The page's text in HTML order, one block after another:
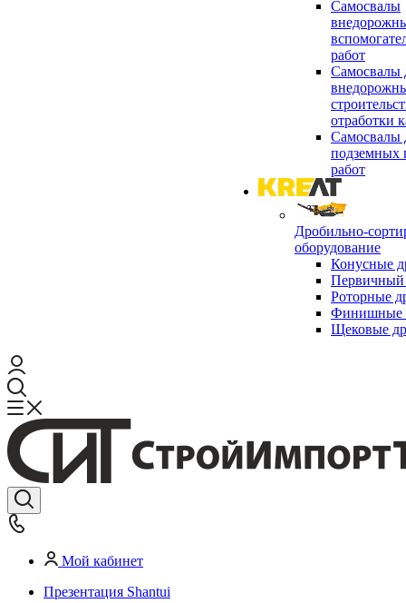
Самосвалы
работ
Самосвалы
отработки
Самосвалы
подземных
работ
Дробильно-
оборудование
Конусные
Первичный
Роторные
Финишные
Щековые
Мой кабинет
Презентация Shantui